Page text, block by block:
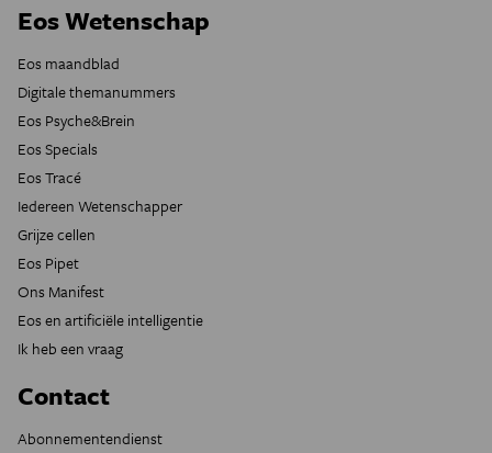
Eos Wetenschap
Eos maandblad
Digitale themanummers
Eos Psyche&Brein
Eos Specials
Eos Tracé
Iedereen Wetenschapper
Grijze cellen
Eos Pipet
Ons Manifest
Eos en artificiële intelligentie
Ik heb een vraag
Contact
Abonnementendienst